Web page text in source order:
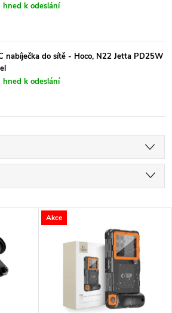
hned k odeslání
nabíječka do sítě - Hoco, N22 Jetta PD25W
hned k odeslání
Akce